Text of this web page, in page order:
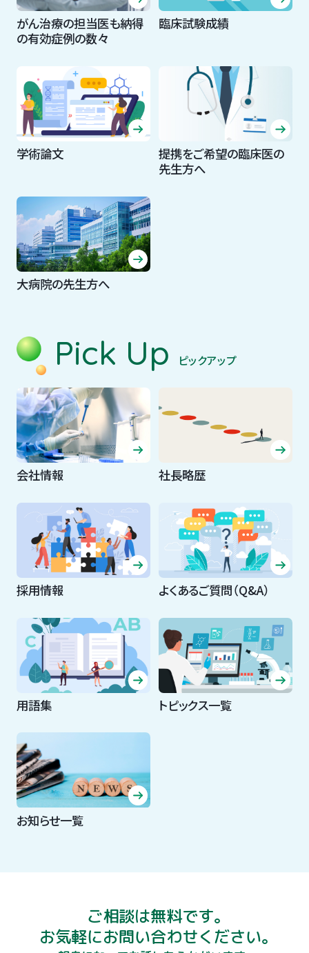
がん治療の担当医も納得
の有効症例の数々
臨床試験成績
学術論文
提携をご希望の臨床医の
先生方へ
大病院の先生方へ
Pick Up ピックアップ
会社情報 社長略歴
採用情報 よくあるご質問（Q&A）
用語集 トピックス一覧
お知らせ一覧
ご相談は無料です。
お気軽にお問い合わせください。